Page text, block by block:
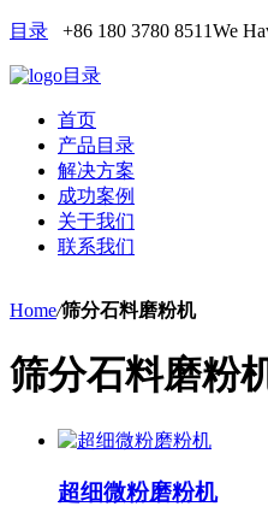
目录 +86 180 3780 8511We
目录
首页
产品目录
解决方案
成功案例
关于我们
联系我们
Home/筛分石料磨粉机
筛分石料磨粉
超细微粉磨粉机